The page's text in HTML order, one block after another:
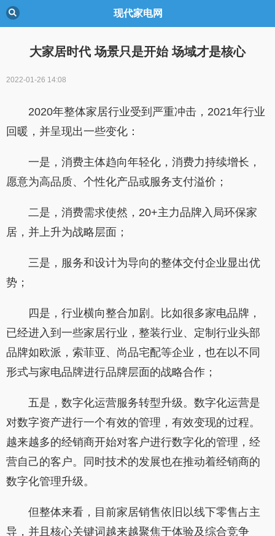
现代家电网
大家居时代 场景只是开始 场域才是核心
2022-01-26 14:08
2020年整体家居行业受到严重冲击，2021年行业
回暖，并呈现出一些变化：
一是，消费主体趋向年轻化，消费力持续增长，
愿意为高品质、个性化产品或服务支付溢价；
二是，消费需求使然，20+主力品牌入局环保家
居，并上升为战略层面；
三是，服务和设计为导向的整体交付企业显出优
势；
四是，行业横向整合加剧。比如很多家电品牌，
已经进入到一些家居行业，整装行业、定制行业头部
品牌如欧派，索菲亚、尚品宅配等企业，也在以不同
形式与家电品牌进行品牌层面的战略合作；
五是，数字化运营服务转型升级。数字化运营是
对数字资产进行一个有效的管理，有效变现的过程。
越来越多的经销商开始对客户进行数字化的管理，经
营自己的客户。同时技术的发展也在推动着经销商的
数字化管理升级。
但整体来看，目前家居销售依旧以线下零售占主
导，并且核心关键词越来越聚焦于体验及综合竞争